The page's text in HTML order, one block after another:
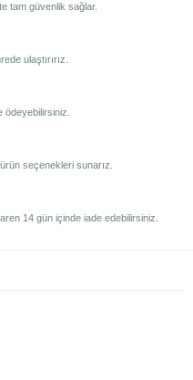
tam güvenlik sağlar.
ulaştırırız.
ödeyebilirsiniz.
seçenekleri sunarız.
14 gün içinde iade edebilirsiniz.